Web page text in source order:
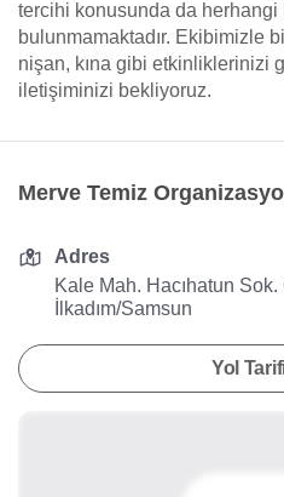
tercihi konusunda da herhangi
bulunmamaktadır. Ekibimizle
nişan, kına gibi etkinliklerinizi
iletişiminizi bekliyoruz.
Merve Temiz
Adres
Kale Mah. Hacıhatun
İlkadım/Samsun
Yol